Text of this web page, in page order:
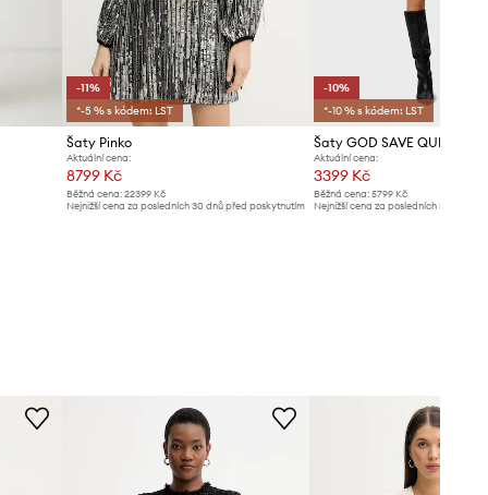
-11%
*-5 % s kódem: LST
Šaty Pinko
Aktuální cena:
8799 Kč
Běžná cena:22399 Kč
Nejnižší cena za posledních 30 dnů před poskytnutím
-10%
*-10 % s kódem: LST
Aktuální cena:
3399 Kč
Běžná cena: 5799 Kč
Nejnižší cena za posledních 30 dnů